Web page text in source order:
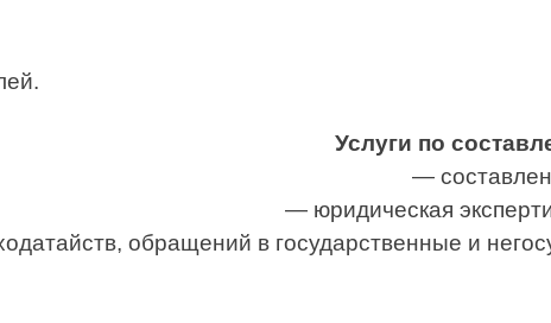
.
Услуги по
—
— юридическая
обращений в государственные и